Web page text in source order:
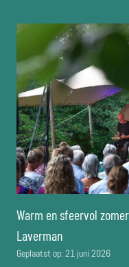
Warm en sfeervol
Laverman
Geplaatst op: 21 juni 2026